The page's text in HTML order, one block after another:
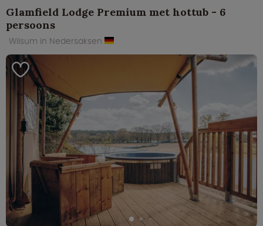
Glamfield Lodge Premium met hottub - 6
persoons
Wilsum in Nedersaksen